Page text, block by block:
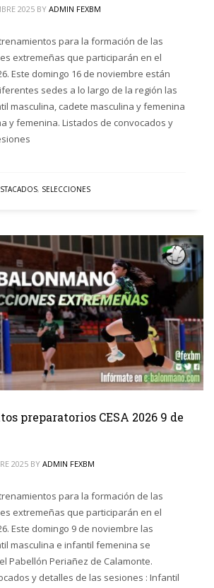
2025 BY ADMIN FEXBM
para la formación de las
extremeñas que participarán en el
Este domingo 16 de noviembre están
sedes a lo largo de la región las
masculina, cadete masculina y femenina
y femenina. Listados de convocados y
, SELECCIONES
preparatorios CESA 2026 9 de
2025 BY ADMIN FEXBM
para la formación de las
extremeñas que participarán en el
Este domingo 9 de noviembre las
masculina e infantil femenina se
Pabellón Periañez de Calamonte.
y detalles de las sesiones : Infantil